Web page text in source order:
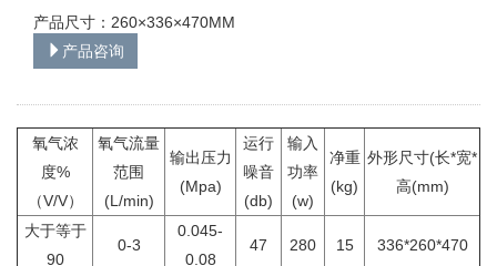
产品尺寸：260×336×470MM
产品咨询
氧气浓
度%
（V/V）
氧气流量
范围
(L/min)
输出压力
(Mpa)
运行
噪音
(db)
输入
功率
(w)
净重
(kg)
外形尺寸(长*宽*
高(mm)
大于等于
90
0-3
0.045-
0.08
47 280 15 336*260*470